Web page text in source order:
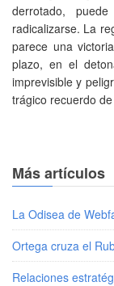
derrotado,
radicalizarse. La
parece una
plazo, en el
imprevisible y
trágico recuerdo
Más artículos
La Odisea de
Ortega cruza el
Relaciones